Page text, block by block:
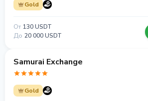
Gold
От 130 USDT
До 20 000 USDT
Samurai Exchange
Gold